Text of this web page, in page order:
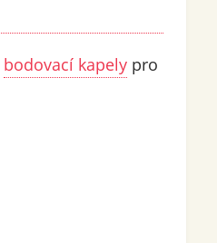
bodovací kapelypro